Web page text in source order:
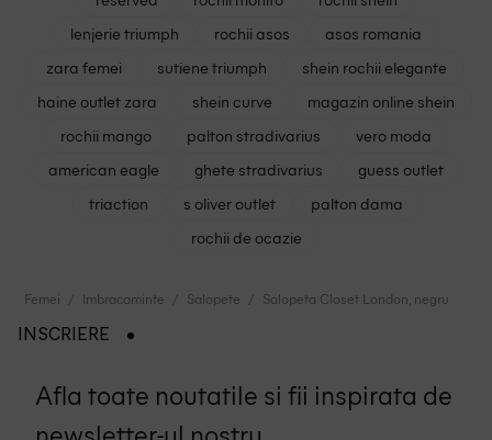
lenjerie triumph
rochii asos
asos romania
zara femei
sutiene triumph
shein rochii elegante
haine outlet zara
shein curve
magazin online shein
rochii mango
palton stradivarius
vero moda
american eagle
ghete stradivarius
guess outlet
triaction
s oliver outlet
palton dama
rochii de ocazie
Femei Imbracaminte Salopete Salopeta Closet London, negru
INSCRIERE
Afla toate noutatile si fii inspirata de